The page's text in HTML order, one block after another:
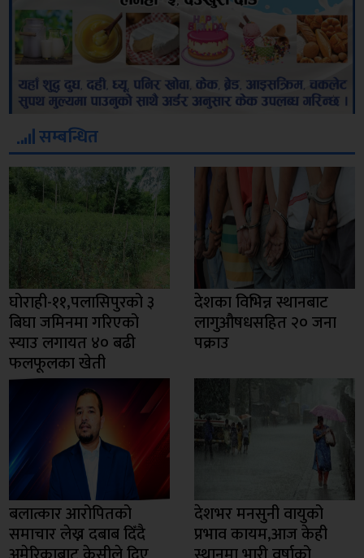
सम्बन्धित
घोराही-११,पलासिपुरको ३
बिघा जमिनमा गरिएको
स्याउ लगायत ४० बढी
फलफूलका खेती
देशका विभिन्न स्थानबाट
लागुऔषधसहित २० जना
पक्राउ
बलात्कार आरोपितको
समाचार लेख्न दबाब दिँदै
देशभर मनसुनी वायुको
प्रभाव कायम,आज केही